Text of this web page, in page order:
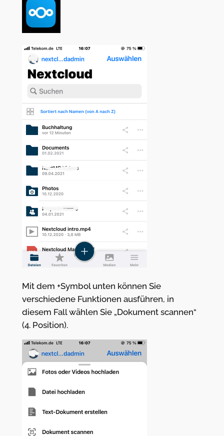
Mit dem +Symbol unten können Sie
verschiedene Funktionen ausführen, in
diesem Fall wählen Sie „Dokument scannen“
(4. Position).